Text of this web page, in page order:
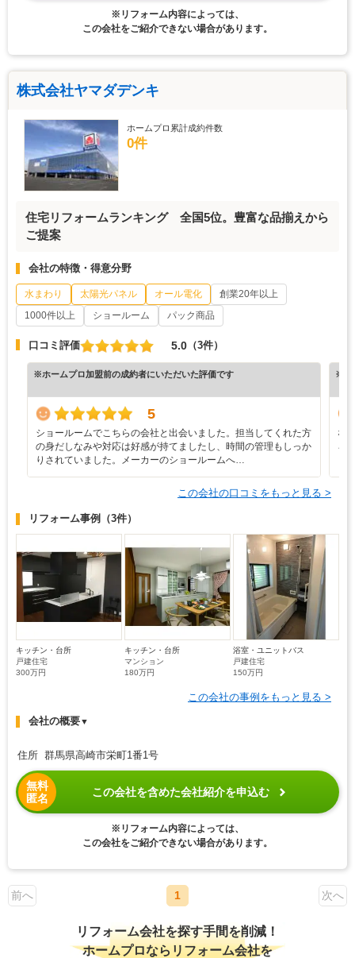
※リフォーム内容によっては、
この会社をご紹介できない場合があります。
株式会社ヤマダデンキ
ホームプロ累計成約件数
0件
住宅リフォームランキング 全国5位。豊富な品揃えから
ご提案
会社の特徴・得意分野
水まわり 太陽光パネル オール電化
創業20年以上
1000件以上
ショールーム パック商品
口コミ評価 5.0 （3件）
※ホームプロ加盟前の成約者にいただいた評価です
5
ショールームでこちらの会社と出会いました。担当してくれた方
の身だしなみや対応は好感が持てましたし、時間の管理もしっか
りされていました。メーカーのショールームへ…
※ホ
な
ろ
この会社の口コミをもっと見る >
リフォーム事例 （3件）
キッチン・台所
戸建住宅
300万円
キッチン・台所
マンション
180万円
浴室・ユニットバス
戸建住宅
150万円
この会社の事例をもっと見る >
会社の概要▼
住所 群馬県高崎市栄町1番1号
無料
匿名
この会社を含めた会社紹介を申込む
※リフォーム内容によっては、
この会社をご紹介できない場合があります。
前へ 1 次へ
リフォーム会社を探す手間を削減！
ホームプロならリフォーム会社を